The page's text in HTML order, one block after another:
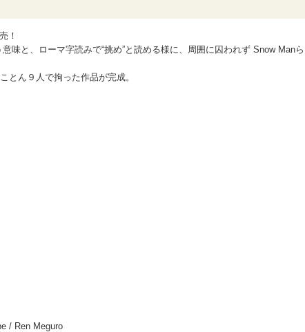
！
味と、ローマ字読みで“挑め”と読める様に、周囲に囚われず Snow Manら
とん９人で拘った作品が完成。
/ Ren Meguro